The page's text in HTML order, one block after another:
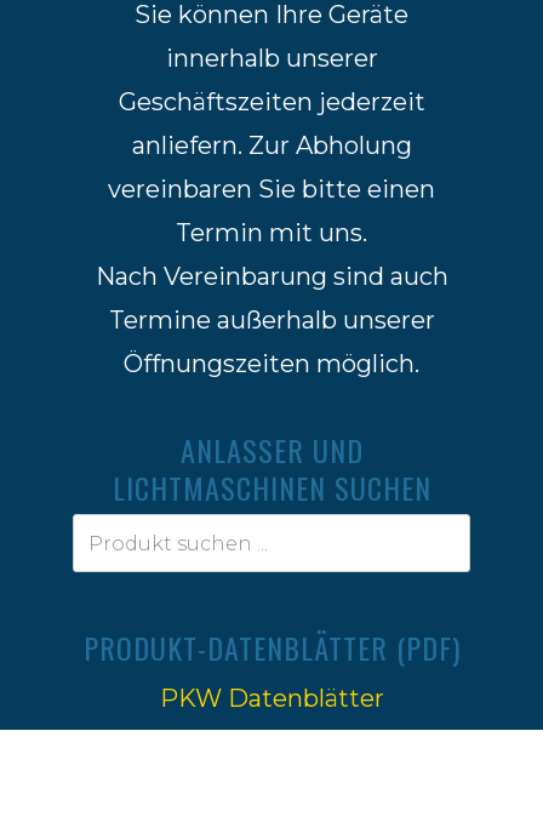
Sie können Ihre Geräte
innerhalb unserer
Geschäftszeiten jederzeit
anliefern. Zur Abholung
vereinbaren Sie bitte einen
Termin mit uns.
Nach Vereinbarung sind auch
Termine außerhalb unserer
Öffnungszeiten möglich.
ANLASSER UND
LICHTMASCHINEN SUCHEN
PRODUKT-DATENBLÄTTER (PDF)
PKW Datenblätter